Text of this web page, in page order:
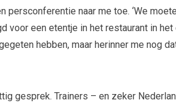
persconferentie naar me toe. ‘We
voor een etentje in het restaurant in
hebben, maar herinner me nog
gesprek. Trainers – en zeker